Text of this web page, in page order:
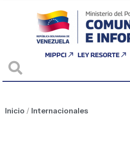
MIPPCI LEY RESORTE
Inicio / Internacionales